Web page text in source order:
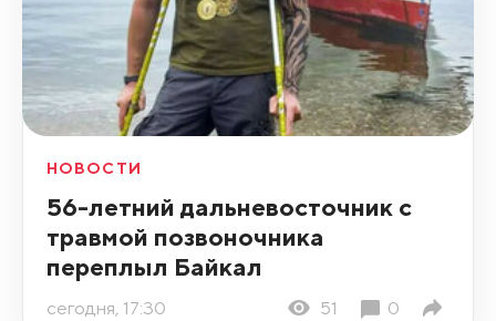
НОВОСТИ
56-летний дальневосточник с
травмой позвоночника
переплыл Байкал
сегодня, 17:30 51 0